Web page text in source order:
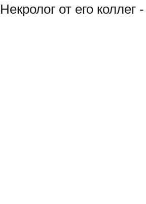
Некролог от его коллег